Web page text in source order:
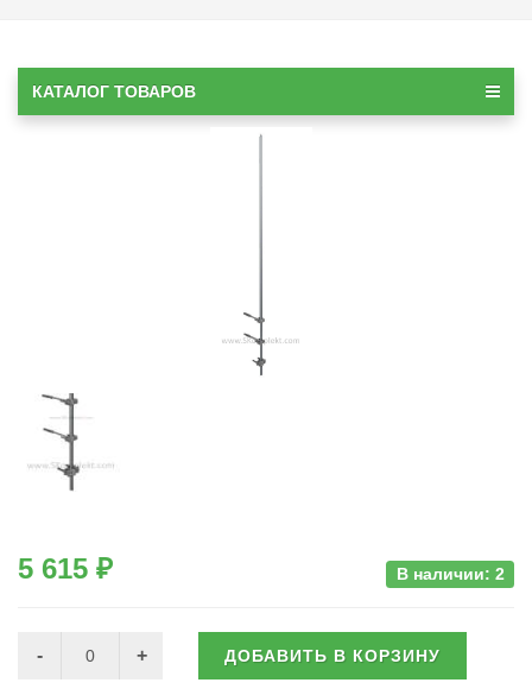
КАТАЛОГ ТОВАРОВ
5 615 ₽ В наличии: 2
ДОБАВИТЬ В КОРЗИНУ